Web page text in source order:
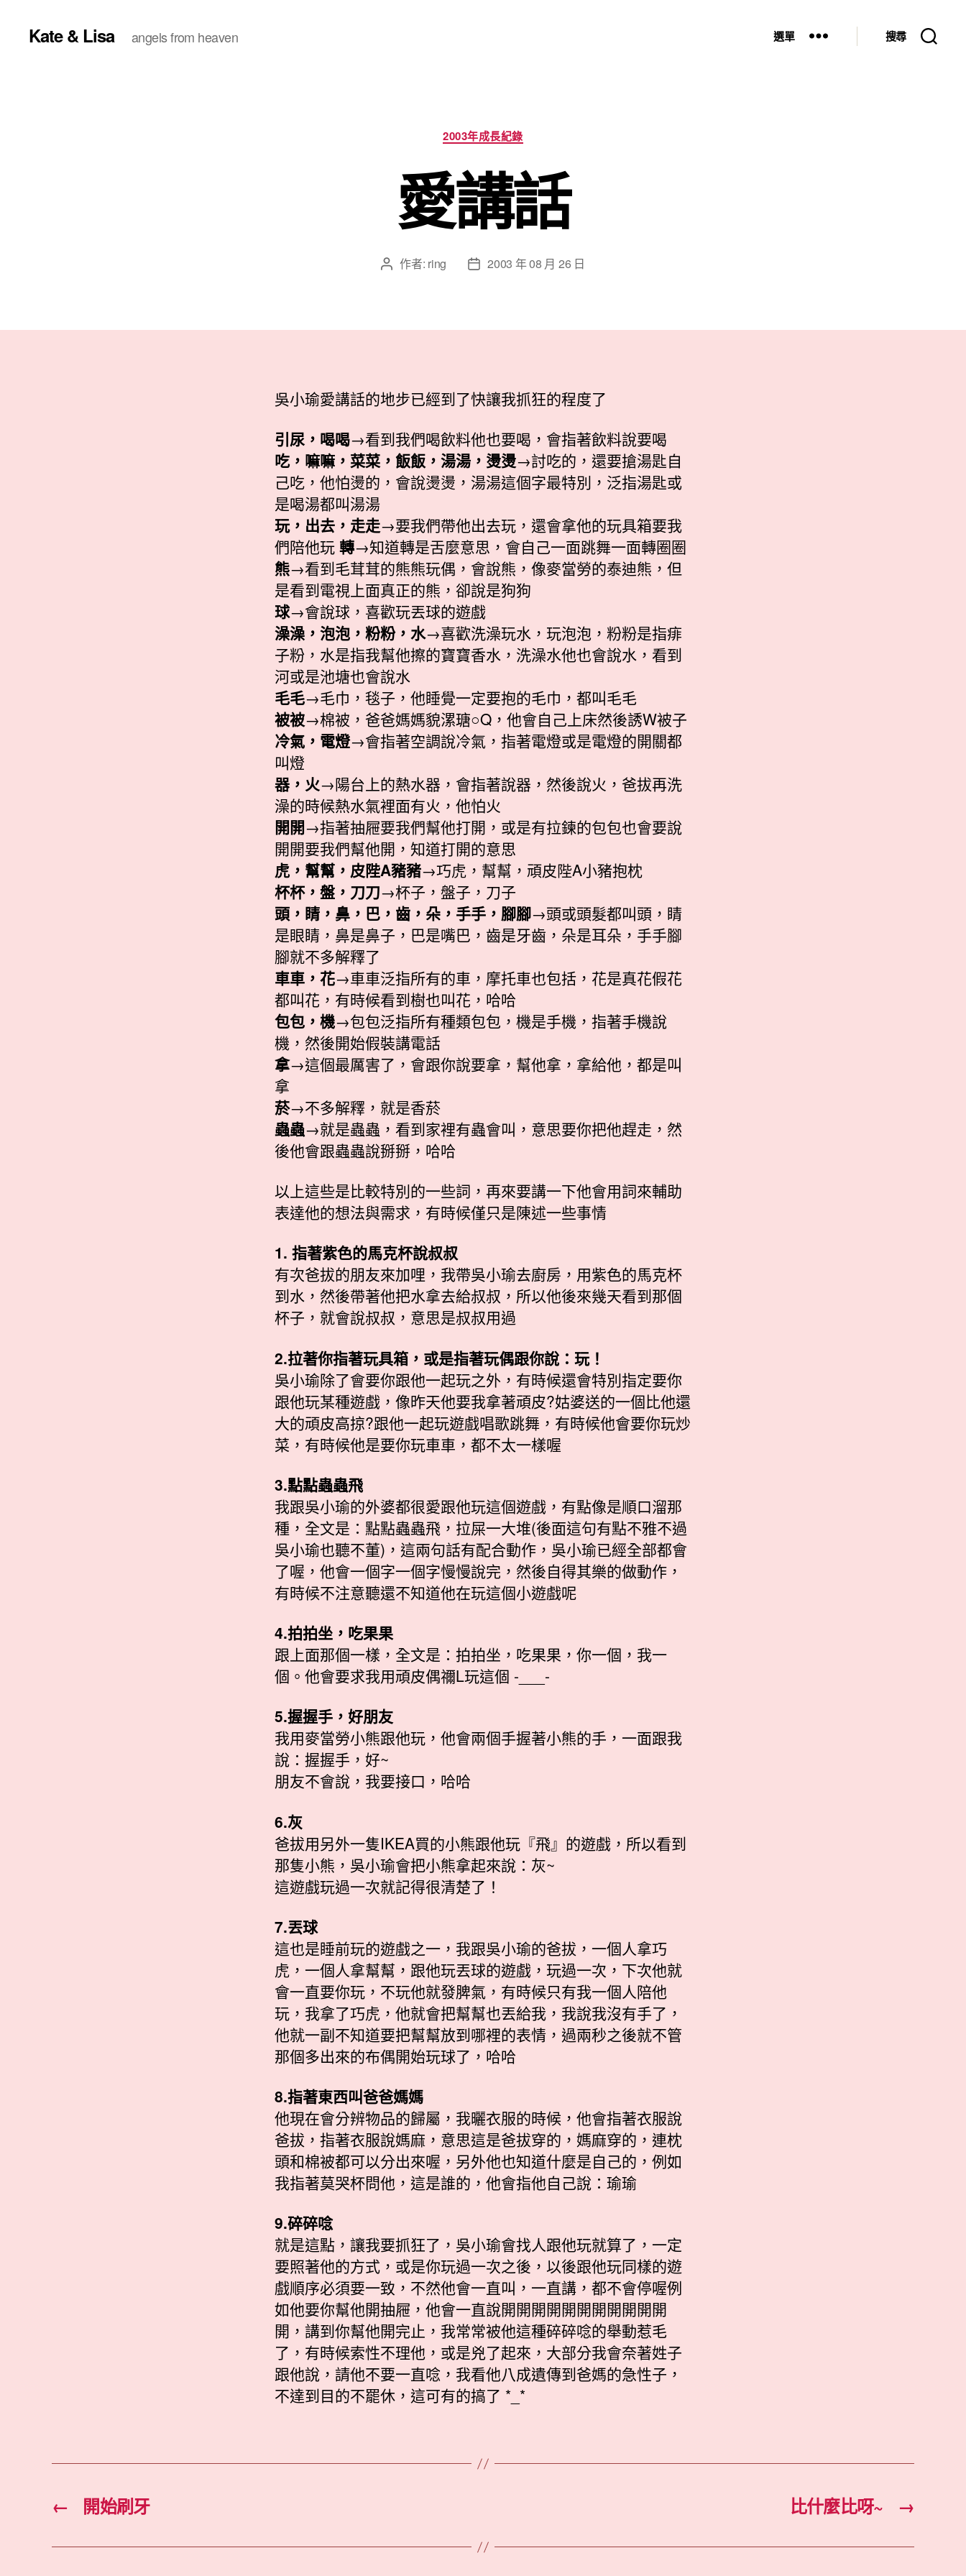
Kate & Lisa angels from heaven 選單 搜尋
分
類
2003年成長紀錄
愛講話
文 作者: ring
文
日
2003 年 08 月 26 日
吳小瑜愛講話的地步已經到了快讓我抓狂的程度了
引尿，喝喝→看到我們喝飲料他也要喝，會指著飲料說要喝
吃，嘛嘛，菜菜，飯飯，湯湯，燙燙→討吃的，還要搶湯匙自
己吃，他怕燙的，會說燙燙，湯湯這個字最特別，泛指湯匙或
是喝湯都叫湯湯
玩，出去，走走→要我們帶他出去玩，還會拿他的玩具箱要我
們陪他玩 轉→知道轉是舌麼意思，會自己一面跳舞一面轉圈圈
熊→看到毛茸茸的熊熊玩偶，會說熊，像麥當勞的泰迪熊，但
是看到電視上面真正的熊，卻說是狗狗
球→會說球，喜歡玩丟球的遊戲
澡澡，泡泡，粉粉，水→喜歡洗澡玩水，玩泡泡，粉粉是指痱
子粉，水是指我幫他擦的寶寶香水，洗澡水他也會說水，看到
河或是池塘也會說水
毛毛→毛巾，毯子，他睡覺一定要抱的毛巾，都叫毛毛
被被→棉被，爸爸媽媽貌漯瑭○Q，他會自己上床然後誘W被子
冷氣，電燈→會指著空調說冷氣，指著電燈或是電燈的開關都
叫燈
器，火→陽台上的熱水器，會指著說器，然後說火，爸拔再洗
澡的時候熱水氣裡面有火，他怕火
開開→指著抽屜要我們幫他打開，或是有拉鍊的包包也會要說
開開要我們幫他開，知道打開的意思
虎，幫幫，皮陛A豬豬→巧虎，幫幫，頑皮陛A小豬抱枕
杯杯，盤，刀刀→杯子，盤子，刀子
頭，睛，鼻，巴，齒，朵，手手，腳腳→頭或頭髮都叫頭，睛
是眼睛，鼻是鼻子，巴是嘴巴，齒是牙齒，朵是耳朵，手手腳
腳就不多解釋了
車車，花→車車泛指所有的車，摩托車也包括，花是真花假花
都叫花，有時候看到樹也叫花，哈哈
包包，機→包包泛指所有種類包包，機是手機，指著手機說
機，然後開始假裝講電話
拿→這個最厲害了，會跟你說要拿，幫他拿，拿給他，都是叫
拿
菸→不多解釋，就是香菸
蟲蟲→就是蟲蟲，看到家裡有蟲會叫，意思要你把他趕走，然
後他會跟蟲蟲說掰掰，哈哈
以上這些是比較特別的一些詞，再來要講一下他會用詞來輔助
表達他的想法與需求，有時候僅只是陳述一些事情
1. 指著紫色的馬克杯說叔叔
有次爸拔的朋友來加哩，我帶吳小瑜去廚房，用紫色的馬克杯
到水，然後帶著他把水拿去給叔叔，所以他後來幾天看到那個
杯子，就會說叔叔，意思是叔叔用過
2.拉著你指著玩具箱，或是指著玩偶跟你說：玩！
吳小瑜除了會要你跟他一起玩之外，有時候還會特別指定要你
跟他玩某種遊戲，像昨天他要我拿著頑皮?姑婆送的一個比他還
大的頑皮高掠?跟他一起玩遊戲唱歌跳舞，有時候他會要你玩炒
菜，有時候他是要你玩車車，都不太一樣喔
3.點點蟲蟲飛
我跟吳小瑜的外婆都很愛跟他玩這個遊戲，有點像是順口溜那
種，全文是：點點蟲蟲飛，拉屎一大堆(後面這句有點不雅不過
吳小瑜也聽不董)，這兩句話有配合動作，吳小瑜已經全部都會
了喔，他會一個字一個字慢慢說完，然後自得其樂的做動作，
有時候不注意聽還不知道他在玩這個小遊戲呢
4.拍拍坐，吃果果
跟上面那個一樣，全文是：拍拍坐，吃果果，你一個，我一
個。他會要求我用頑皮偶禰L玩這個 -___-
5.握握手，好朋友
我用麥當勞小熊跟他玩，他會兩個手握著小熊的手，一面跟我
說：握握手，好~
朋友不會說，我要接口，哈哈
6.灰
爸拔用另外一隻IKEA買的小熊跟他玩『飛』的遊戲，所以看到
那隻小熊，吳小瑜會把小熊拿起來說：灰~
這遊戲玩過一次就記得很清楚了！
7.丟球
這也是睡前玩的遊戲之一，我跟吳小瑜的爸拔，一個人拿巧
虎，一個人拿幫幫，跟他玩丟球的遊戲，玩過一次，下次他就
會一直要你玩，不玩他就發脾氣，有時候只有我一個人陪他
玩，我拿了巧虎，他就會把幫幫也丟給我，我說我沒有手了，
他就一副不知道要把幫幫放到哪裡的表情，過兩秒之後就不管
那個多出來的布偶開始玩球了，哈哈
8.指著東西叫爸爸媽媽
他現在會分辨物品的歸屬，我曬衣服的時候，他會指著衣服說
爸拔，指著衣服說媽麻，意思這是爸拔穿的，媽麻穿的，連枕
頭和棉被都可以分出來喔，另外他也知道什麼是自己的，例如
我指著莫哭杯問他，這是誰的，他會指他自己說：瑜瑜
9.碎碎唸
就是這點，讓我要抓狂了，吳小瑜會找人跟他玩就算了，一定
要照著他的方式，或是你玩過一次之後，以後跟他玩同樣的遊
戲順序必須要一致，不然他會一直叫，一直講，都不會停喔例
如他要你幫他開抽屜，他會一直說開開開開開開開開開開開
開，講到你幫他開完止，我常常被他這種碎碎唸的舉動惹毛
了，有時候索性不理他，或是兇了起來，大部分我會奈著姓子
跟他說，請他不要一直唸，我看他八成遺傳到爸媽的急性子，
不達到目的不罷休，這可有的搞了 *_*
← 開始刷牙 →
比什麼比呀~